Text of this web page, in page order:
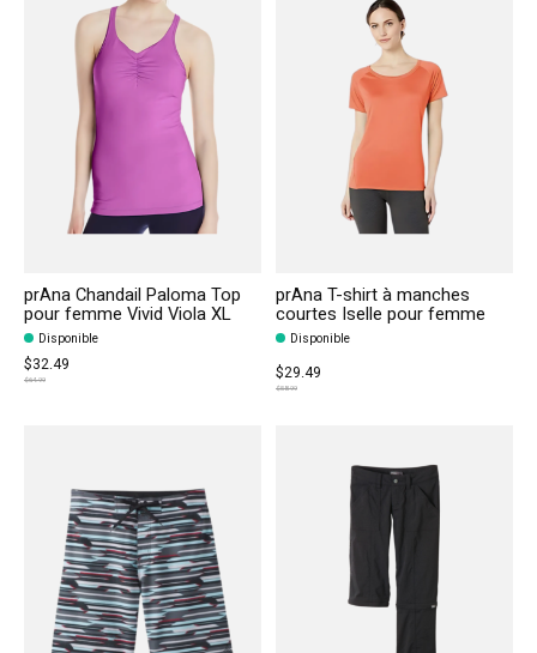
prAna Chandail Paloma Top
pour femme Vivid Viola XL
Disponible
$32.49
$64.99
prAna T-shirt à manches
courtes Iselle pour femme
Disponible
$29.49
$58.99